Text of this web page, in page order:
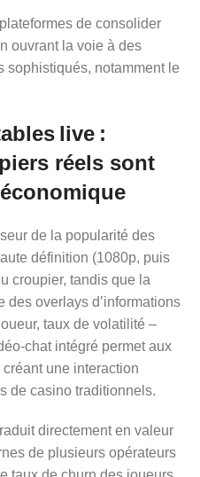
de consolider
ouvrant la voie à des
sophistiqués, notamment le
live :
réels sont
de la popularité des
définition (1080p, puis
croupier, tandis que la
des overlays d’informations
taux de volatilité –
intégré permet aux
une interaction
de casino traditionnels.
directement en valeur
de plusieurs opérateurs